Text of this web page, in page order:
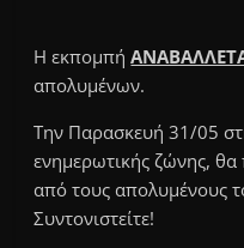
Η εκπομπή
απολυμένων.
Την Παρασκευή 31/05
ενημερωτικής ζώνης,
από τους απολυμένους
Συντονιστείτε!